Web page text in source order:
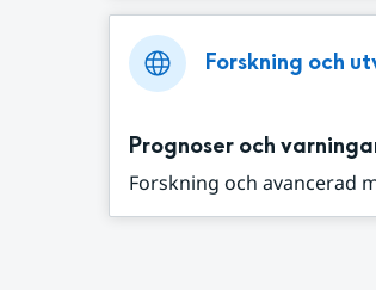
Forskning och
Prognoser och
Forskning och avancerad